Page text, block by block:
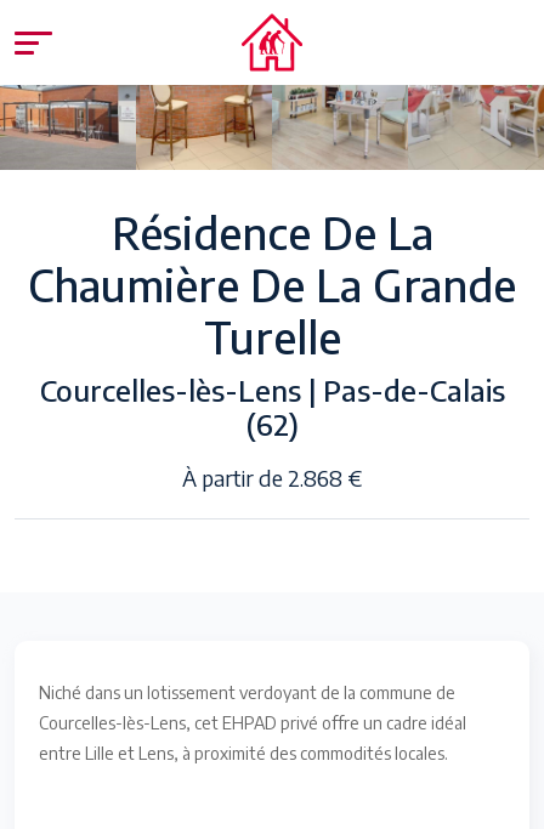
Résidence De La
Chaumière De La Grande
Turelle
Courcelles-lès-Lens | Pas-de-Calais
(62)
À partir de 2.868 €
Niché dans un lotissement verdoyant de la commune de
Courcelles-lès-Lens, cet EHPAD privé offre un cadre idéal
entre Lille et Lens, à proximité des commodités locales.